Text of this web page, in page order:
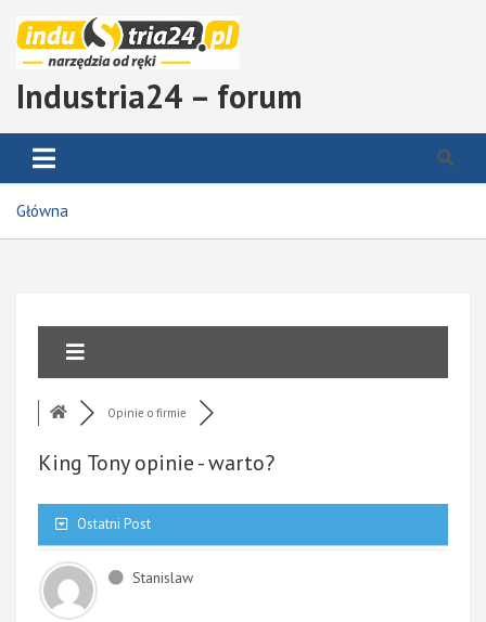
e
Industria24 – forum
Główna
Opinie o firmie
King Tony opinie - warto?
Ostatni Post
Stanislaw